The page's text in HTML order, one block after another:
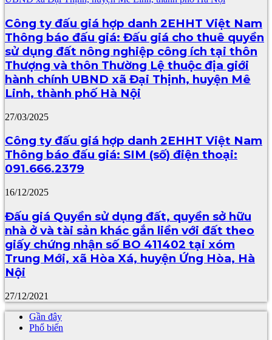
Công ty đấu giá hợp danh 2EHHT Việt Nam
Thông báo đấu giá: Đấu giá cho thuê quyền
sử dụng đất nông nghiệp công ích tại thôn
Thượng và thôn Thường Lệ thuộc địa giới
hành chính UBND xã Đại Thịnh, huyện Mê
Linh, thành phố Hà Nội
27/03/2025
Công ty đấu giá hợp danh 2EHHT Việt Nam
Thông báo đấu giá: SIM (số) điện thoại:
091.666.2379
16/12/2025
Đấu giá Quyền sử dụng đất, quyền sở hữu
nhà ở và tài sản khác gắn liền với đất theo
giấy chứng nhận số BO 411402 tại xóm
Trung Mới, xã Hòa Xá, huyện Ứng Hòa, Hà
Nội
27/12/2021
Gần đây
Phổ biến